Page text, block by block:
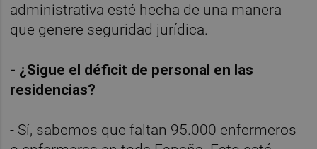
administrativa esté hecha de una manera
que genere seguridad jurídica.
- ¿Sigue el déficit de personal en las
residencias?
- Sí, sabemos que faltan 95.000 enfermeros